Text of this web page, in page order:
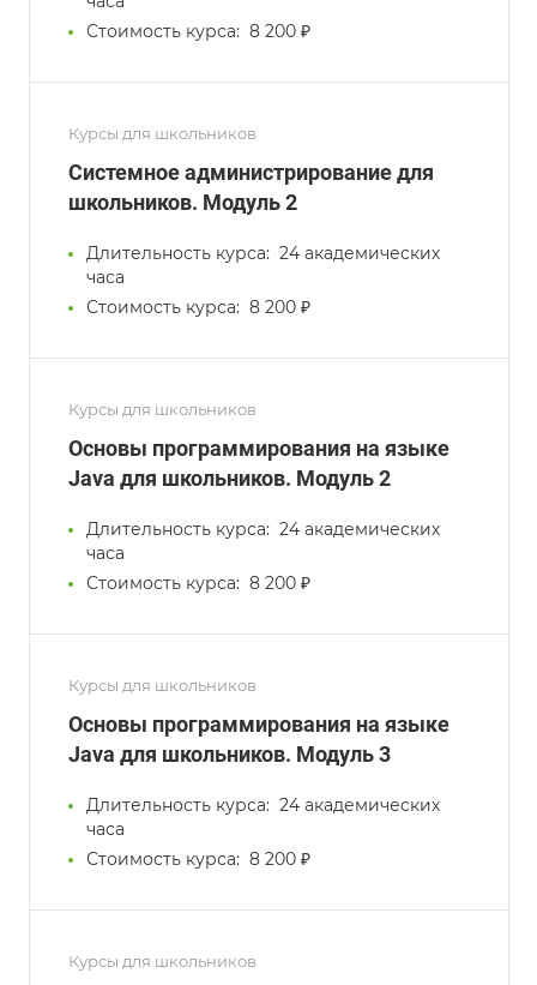
Стоимость курса: 8 200 ₽
Курсы для школьников
Системное администрирование для
школьников. Модуль 2
Длительность курса: 24 академических
часа
Стоимость курса: 8 200 ₽
Курсы для школьников
Основы программирования на языке
Java для школьников. Модуль 2
Длительность курса: 24 академических
часа
Стоимость курса: 8 200 ₽
Курсы для школьников
Основы программирования на языке
Java для школьников. Модуль 3
Длительность курса: 24 академических
часа
Стоимость курса: 8 200 ₽
Курсы для школьников